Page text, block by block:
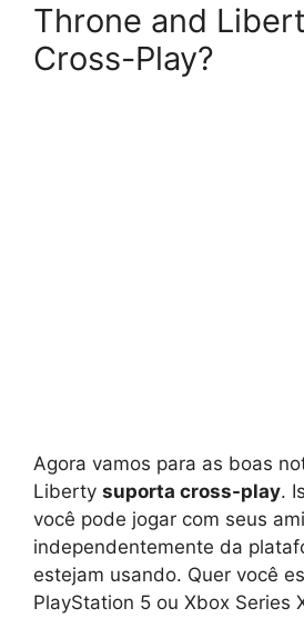
Throne and
Cross-Play?
Agora vamos para as boas
Liberty suporta cross-play.
você pode jogar com seus
independentemente da
estejam usando. Quer você
PlayStation 5 ou Xbox Series